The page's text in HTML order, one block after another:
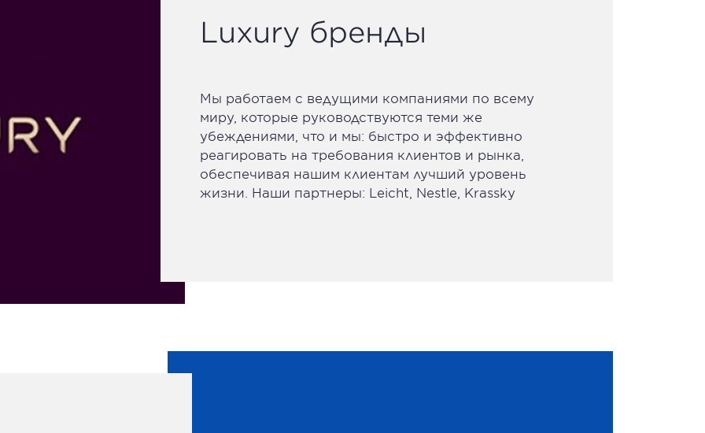
Luxury бренды
Мы работаем с ведущими компаниями по всему
миру, которые руководствуются теми же
убеждениями, что и мы: быстро и эффективно
реагировать на требования клиентов и рынка,
обеспечивая нашим клиентам лучший уровень
жизни. Наши партнеры: Leicht, Nestle, Krassky